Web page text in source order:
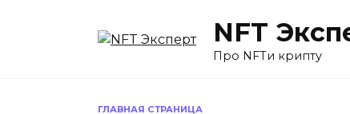
NFT
Про NFTи крипту
ГЛАВНАЯ СТРАНИЦА